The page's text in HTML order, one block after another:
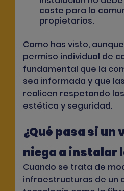
coste para la
propietarios.
Como has visto,
permiso individual de
fundamental que la
sea informada y que
realicen respetando
estética y seguridad.
¿Qué pasa si un
niega a instalar
Cuando se trata de
infraestructuras de un